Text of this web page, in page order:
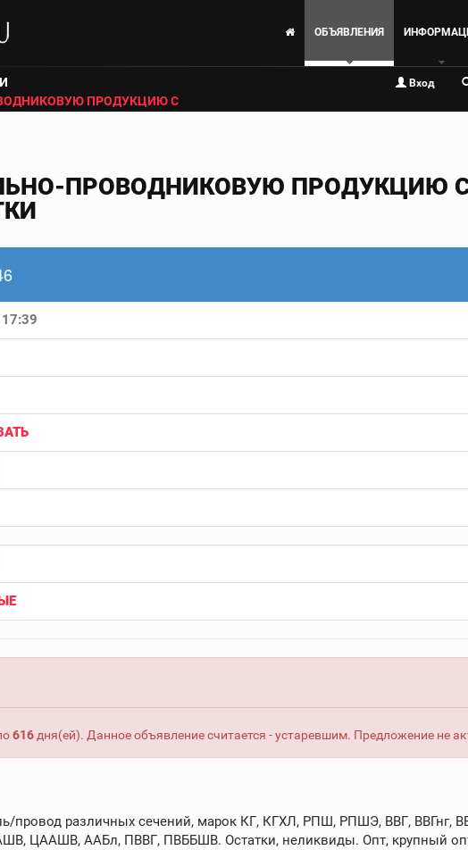
ОБЪЯВЛЕНИЯ
ПРОДУКЦИЮ С
Вход
ПРОВОДНИКОВУЮ ПРОДУКЦИЮ С
616 дня(ей). Данное объявление считается - устаревшим. Предложение не
провод различных сечений, марок КГ, КГХЛ, РПШ, РПШЭ, ВВГ, ВВГнг,
ЦААШВ, ААБл, ПВВГ, ПВББШВ. Остатки, неликвиды. Опт, крупный